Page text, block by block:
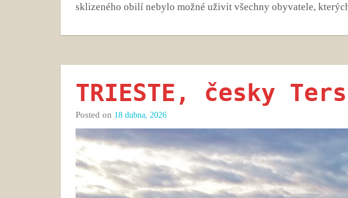
sklizeného obilí nebylo možné uživit všechny obyvatele,
TRIESTE, česky
Posted on 18 dubna, 2026